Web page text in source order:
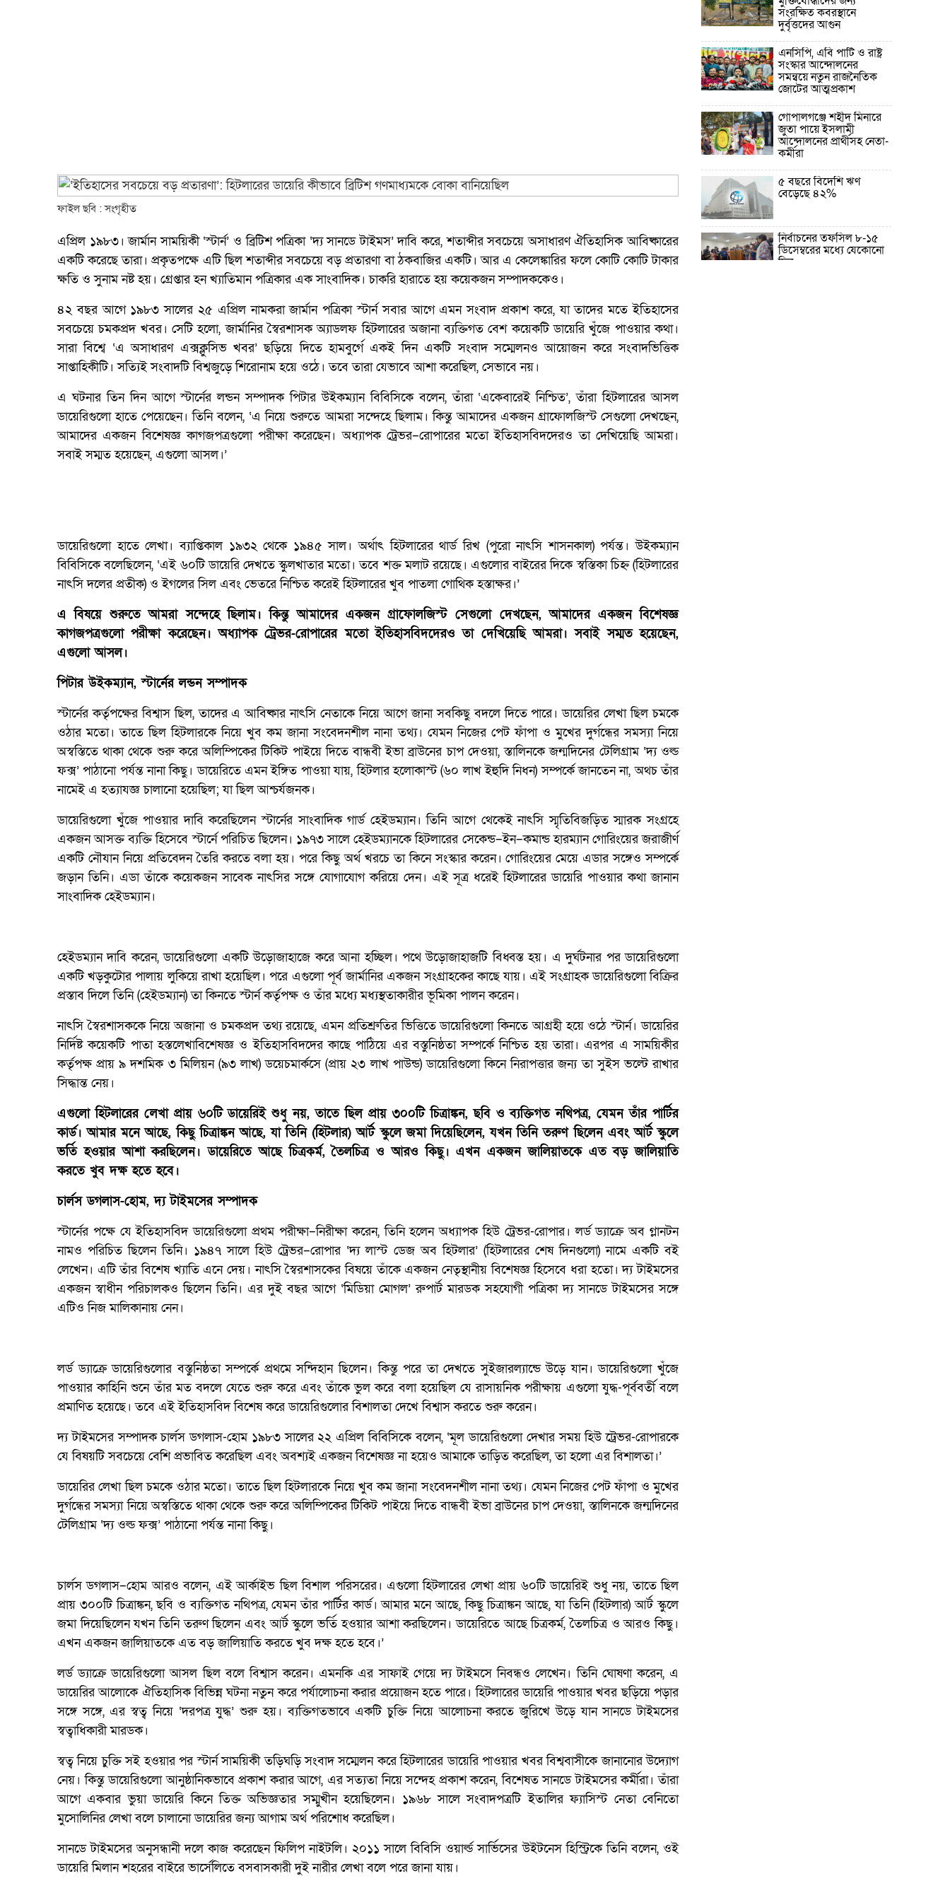
ফাইল ছবি : সংগৃহীত
এপ্রিল ১৯৮৩। জার্মান সাময়িকী ‘স্টার্ন’ ও ব্রিটিশ পত্রিকা ‘দ্য সানডে টাইমস’ দাবি করে, শতাব্দীর সবচেয়ে অসাধারণ ঐতিহাসিক আবিষ্কারের
একটি করেছে তারা। প্রকৃতপক্ষে এটি ছিল শতাব্দীর সবচেয়ে বড় প্রতারণা বা ঠকবাজির একটি। আর এ কেলেঙ্কারির ফলে কোটি কোটি টাকার
ক্ষতি ও সুনাম নষ্ট হয়। গ্রেপ্তার হন খ্যাতিমান পত্রিকার এক সাংবাদিক। চাকরি হারাতে হয় কয়েকজন সম্পাদককেও।
৪২ বছর আগে ১৯৮৩ সালের ২৫ এপ্রিল নামকরা জার্মান পত্রিকা স্টার্ন সবার আগে এমন সংবাদ প্রকাশ করে, যা তাদের মতে ইতিহাসের
সবচেয়ে চমকপ্রদ খবর। সেটি হলো, জার্মানির স্বৈরশাসক অ্যাডলফ হিটলারের অজানা ব্যক্তিগত বেশ কয়েকটি ডায়েরি খুঁজে পাওয়ার কথা।
সারা বিশ্বে ‘এ অসাধারণ এক্সক্লুসিভ খবর’ ছড়িয়ে দিতে হামবুর্গে একই দিন একটি সংবাদ সম্মেলনও আয়োজন করে সংবাদভিত্তিক
সাপ্তাহিকীটি। সত্যিই সংবাদটি বিশ্বজুড়ে শিরোনাম হয়ে ওঠে। তবে তারা যেভাবে আশা করেছিল, সেভাবে নয়।
এ ঘটনার তিন দিন আগে স্টার্নের লন্ডন সম্পাদক পিটার উইকম্যান বিবিসিকে বলেন, তাঁরা ‘একেবারেই নিশ্চিত’, তাঁরা হিটলারের আসল
ডায়েরিগুলো হাতে পেয়েছেন। তিনি বলেন, ‘এ নিয়ে শুরুতে আমরা সন্দেহে ছিলাম। কিন্তু আমাদের একজন গ্রাফোলজিস্ট সেগুলো দেখছেন,
আমাদের একজন বিশেষজ্ঞ কাগজপত্রগুলো পরীক্ষা করেছেন। অধ্যাপক ট্রেভর–রোপারের মতো ইতিহাসবিদদেরও তা দেখিয়েছি আমরা।
সবাই সম্মত হয়েছেন, এগুলো আসল।’
ডায়েরিগুলো হাতে লেখা। ব্যাপ্তিকাল ১৯৩২ থেকে ১৯৪৫ সাল। অর্থাৎ হিটলারের থার্ড রিখ (পুরো নাৎসি শাসনকাল) পর্যন্ত। উইকম্যান
বিবিসিকে বলেছিলেন, ‘এই ৬০টি ডায়েরি দেখতে স্কুলখাতার মতো। তবে শক্ত মলাট রয়েছে। এগুলোর বাইরের দিকে স্বস্তিকা চিহ্ন (হিটলারের
নাৎসি দলের প্রতীক) ও ইগলের সিল এবং ভেতরে নিশ্চিত করেই হিটলারের খুব পাতলা গোথিক হস্তাক্ষর।’
এ বিষয়ে শুরুতে আমরা সন্দেহে ছিলাম। কিন্তু আমাদের একজন গ্রাফোলজিস্ট সেগুলো দেখছেন, আমাদের একজন বিশেষজ্ঞ
কাগজপত্রগুলো পরীক্ষা করেছেন। অধ্যাপক ট্রেভর-রোপারের মতো ইতিহাসবিদদেরও তা দেখিয়েছি আমরা। সবাই সম্মত হয়েছেন,
এগুলো আসল।
পিটার উইকম্যান, স্টার্নের লন্ডন সম্পাদক
স্টার্নের কর্তৃপক্ষের বিশ্বাস ছিল, তাদের এ আবিষ্কার নাৎসি নেতাকে নিয়ে আগে জানা সবকিছু বদলে দিতে পারে। ডায়েরির লেখা ছিল চমকে
ওঠার মতো। তাতে ছিল হিটলারকে নিয়ে খুব কম জানা সংবেদনশীল নানা তথ্য। যেমন নিজের পেট ফাঁপা ও মুখের দুর্গন্ধের সমস্যা নিয়ে
অস্বস্তিতে থাকা থেকে শুরু করে অলিম্পিকের টিকিট পাইয়ে দিতে বান্ধবী ইভা ব্রাউনের চাপ দেওয়া, স্তালিনকে জন্মদিনের টেলিগ্রাম ‘দ্য ওল্ড
ফক্স’ পাঠানো পর্যন্ত নানা কিছু। ডায়েরিতে এমন ইঙ্গিত পাওয়া যায়, হিটলার হলোকাস্ট (৬০ লাখ ইহুদি নিধন) সম্পর্কে জানতেন না, অথচ তাঁর
নামেই এ হত্যাযজ্ঞ চালানো হয়েছিল; যা ছিল আশ্চর্যজনক।
ডায়েরিগুলো খুঁজে পাওয়ার দাবি করেছিলেন স্টার্নের সাংবাদিক গার্ড হেইডম্যান। তিনি আগে থেকেই নাৎসি স্মৃতিবিজড়িত স্মারক সংগ্রহে
একজন আসক্ত ব্যক্তি হিসেবে স্টার্নে পরিচিত ছিলেন। ১৯৭৩ সালে হেইডম্যানকে হিটলারের সেকেন্ড–ইন–কমান্ড হারম্যান গোরিংয়ের জরাজীর্ণ
একটি নৌযান নিয়ে প্রতিবেদন তৈরি করতে বলা হয়। পরে কিছু অর্থ খরচে তা কিনে সংস্কার করেন। গোরিংয়ের মেয়ে এডার সঙ্গেও সম্পর্কে
জড়ান তিনি। এডা তাঁকে কয়েকজন সাবেক নাৎসির সঙ্গে যোগাযোগ করিয়ে দেন। এই সূত্র ধরেই হিটলারের ডায়েরি পাওয়ার কথা জানান
সাংবাদিক হেইডম্যান।
হেইডম্যান দাবি করেন, ডায়েরিগুলো একটি উড়োজাহাজে করে আনা হচ্ছিল। পথে উড়োজাহাজটি বিধ্বস্ত হয়। এ দুর্ঘটনার পর ডায়েরিগুলো
একটি খড়কুটোর পালায় লুকিয়ে রাখা হয়েছিল। পরে এগুলো পূর্ব জার্মানির একজন সংগ্রাহকের কাছে যায়। এই সংগ্রাহক ডায়েরিগুলো বিক্রির
প্রস্তাব দিলে তিনি (হেইডম্যান) তা কিনতে স্টার্ন কর্তৃপক্ষ ও তাঁর মধ্যে মধ্যস্থতাকারীর ভূমিকা পালন করেন।
নাৎসি স্বৈরশাসককে নিয়ে অজানা ও চমকপ্রদ তথ্য রয়েছে, এমন প্রতিশ্রুতির ভিত্তিতে ডায়েরিগুলো কিনতে আগ্রহী হয়ে ওঠে স্টার্ন। ডায়েরির
নির্দিষ্ট কয়েকটি পাতা হস্তলেখাবিশেষজ্ঞ ও ইতিহাসবিদদের কাছে পাঠিয়ে এর বস্তুনিষ্ঠতা সম্পর্কে নিশ্চিত হয় তারা। এরপর এ সাময়িকীর
কর্তৃপক্ষ প্রায় ৯ দশমিক ৩ মিলিয়ন (৯৩ লাখ) ডয়েচমার্কসে (প্রায় ২৩ লাখ পাউন্ড) ডায়েরিগুলো কিনে নিরাপত্তার জন্য তা সুইস ভল্টে রাখার
সিদ্ধান্ত নেয়।
এগুলো হিটলারের লেখা প্রায় ৬০টি ডায়েরিই শুধু নয়, তাতে ছিল প্রায় ৩০০টি চিত্রাঙ্কন, ছবি ও ব্যক্তিগত নথিপত্র, যেমন তাঁর পার্টির
কার্ড। আমার মনে আছে, কিছু চিত্রাঙ্কন আছে, যা তিনি (হিটলার) আর্ট স্কুলে জমা দিয়েছিলেন, যখন তিনি তরুণ ছিলেন এবং আর্ট স্কুলে
ভর্তি হওয়ার আশা করছিলেন। ডায়েরিতে আছে চিত্রকর্ম, তৈলচিত্র ও আরও কিছু। এখন একজন জালিয়াতকে এত বড় জালিয়াতি
করতে খুব দক্ষ হতে হবে।
চার্লস ডগলাস-হোম, দ্য টাইমসের সম্পাদক
স্টার্নের পক্ষে যে ইতিহাসবিদ ডায়েরিগুলো প্রথম পরীক্ষা–নিরীক্ষা করেন, তিনি হলেন অধ্যাপক হিউ ট্রেভর-রোপার। লর্ড ড্যাক্রে অব গ্লানটন
নামও পরিচিত ছিলেন তিনি। ১৯৪৭ সালে হিউ ট্রেভর–রোপার ‘দ্য লাস্ট ডেজ অব হিটলার’ (হিটলারের শেষ দিনগুলো) নামে একটি বই
লেখেন। এটি তাঁর বিশেষ খ্যাতি এনে দেয়। নাৎসি স্বৈরশাসকের বিষয়ে তাঁকে একজন নেতৃস্থানীয় বিশেষজ্ঞ হিসেবে ধরা হতো। দ্য টাইমসের
একজন স্বাধীন পরিচালকও ছিলেন তিনি। এর দুই বছর আগে ‘মিডিয়া মোগল’ রুপার্ট মারডক সহযোগী পত্রিকা দ্য সানডে টাইমসের সঙ্গে
এটিও নিজ মালিকানায় নেন।
লর্ড ড্যাক্রে ডায়েরিগুলোর বস্তুনিষ্ঠতা সম্পর্কে প্রথমে সন্দিহান ছিলেন। কিন্তু পরে তা দেখতে সুইজারল্যান্ডে উড়ে যান। ডায়েরিগুলো খুঁজে
পাওয়ার কাহিনি শুনে তাঁর মত বদলে যেতে শুরু করে এবং তাঁকে ভুল করে বলা হয়েছিল যে রাসায়নিক পরীক্ষায় এগুলো যুদ্ধ-পূর্ববর্তী বলে
প্রমাণিত হয়েছে। তবে এই ইতিহাসবিদ বিশেষ করে ডায়েরিগুলোর বিশালতা দেখে বিশ্বাস করতে শুরু করেন।
দ্য টাইমসের সম্পাদক চার্লস ডগলাস-হোম ১৯৮৩ সালের ২২ এপ্রিল বিবিসিকে বলেন, ‘মূল ডায়েরিগুলো দেখার সময় হিউ ​​ট্রেভর-রোপারকে
যে বিষয়টি সবচেয়ে বেশি প্রভাবিত করেছিল এবং অবশ্যই একজন বিশেষজ্ঞ না হয়েও আমাকে তাড়িত করেছিল, তা হলো এর বিশালতা।’
ডায়েরির লেখা ছিল চমকে ওঠার মতো। তাতে ছিল হিটলারকে নিয়ে খুব কম জানা সংবেদনশীল নানা তথ্য। যেমন নিজের পেট ফাঁপা ও মুখের
দুর্গন্ধের সমস্যা নিয়ে অস্বস্তিতে থাকা থেকে শুরু করে অলিম্পিকের টিকিট পাইয়ে দিতে বান্ধবী ইভা ব্রাউনের চাপ দেওয়া, স্তালিনকে জন্মদিনের
টেলিগ্রাম ‘দ্য ওল্ড ফক্স’ পাঠানো পর্যন্ত নানা কিছু।
চার্লস ডগলাস–হোম আরও বলেন, এই আর্কাইভ ছিল বিশাল পরিসরের। এগুলো হিটলারের লেখা প্রায় ৬০টি ডায়েরিই শুধু নয়, তাতে ছিল
প্রায় ৩০০টি চিত্রাঙ্কন, ছবি ও ব্যক্তিগত নথিপত্র, যেমন তাঁর পার্টির কার্ড। আমার মনে আছে, কিছু চিত্রাঙ্কন আছে, যা তিনি (হিটলার) আর্ট স্কুলে
জমা দিয়েছিলেন যখন তিনি তরুণ ছিলেন এবং আর্ট স্কুলে ভর্তি হওয়ার আশা করছিলেন। ডায়েরিতে আছে চিত্রকর্ম, তৈলচিত্র ও আরও কিছু।
এখন একজন জালিয়াতকে এত বড় জালিয়াতি করতে খুব দক্ষ হতে হবে।’
লর্ড ড্যাক্রে ডায়েরিগুলো আসল ছিল বলে বিশ্বাস করেন। এমনকি এর সাফাই গেয়ে দ্য টাইমসে নিবন্ধও লেখেন। তিনি ঘোষণা করেন, এ
ডায়েরির আলোকে ঐতিহাসিক বিভিন্ন ঘটনা নতুন করে পর্যালোচনা করার প্রয়োজন হতে পারে। হিটলারের ডায়েরি পাওয়ার খবর ছড়িয়ে পড়ার
সঙ্গে সঙ্গে, এর স্বত্ব নিয়ে ‘দরপত্র যুদ্ধ’ শুরু হয়। ব্যক্তিগতভাবে একটি চুক্তি নিয়ে আলোচনা করতে জুরিখে উড়ে যান সানডে টাইমসের
স্বত্বাধিকারী মারডক।
স্বত্ব নিয়ে চুক্তি সই হওয়ার পর স্টার্ন সাময়িকী তড়িঘড়ি সংবাদ সম্মেলন করে হিটলারের ডায়েরি পাওয়ার খবর বিশ্ববাসীকে জানানোর উদ্যোগ
নেয়। কিন্তু ডায়েরিগুলো আনুষ্ঠানিকভাবে প্রকাশ করার আগে, এর সত্যতা নিয়ে সন্দেহ প্রকাশ করেন, বিশেষত সানডে টাইমসের কর্মীরা। তাঁরা
আগে একবার ভুয়া ডায়েরি কিনে তিক্ত অভিজ্ঞতার সম্মুখীন হয়েছিলেন। ১৯৬৮ সালে সংবাদপত্রটি ইতালির ফ্যাসিস্ট নেতা বেনিতো
মুসোলিনির লেখা বলে চালানো ডায়েরির জন্য আগাম অর্থ পরিশোধ করেছিল।
সানডে টাইমসের অনুসন্ধানী দলে কাজ করেছেন ফিলিপ নাইটলি। ২০১১ সালে বিবিসি ওয়ার্ল্ড সার্ভিসের উইটনেস হিস্ট্রিকে তিনি বলেন, ওই
ডায়েরি মিলান শহরের বাইরে ভার্সেলিতে বসবাসকারী দুই নারীর লেখা বলে পরে জানা যায়।
সংরক্ষিত কবরস্থানে
দুর্বৃত্তদের আগুন
এনসিপি, এবি পার্টি ও রাষ্ট্র
সংস্কার আন্দোলনের
সমন্বয়ে নতুন রাজনৈতিক
জোটের আত্মপ্রকাশ
গোপালগঞ্জে শহীদ মিনারে
জুতা পায়ে ইসলামী
আন্দোলনের প্রার্থীসহ নেতা-
কর্মীরা
৫ বছরে বিদেশি ঋণ
বেড়েছে ৪২%
নির্বাচনের তফসিল ৮-১৫
ডিসেম্বরের মধ্যে যেকোনো
দিন